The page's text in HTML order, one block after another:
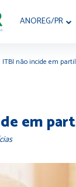
ANOREG/PR
ITBI não incide em
em